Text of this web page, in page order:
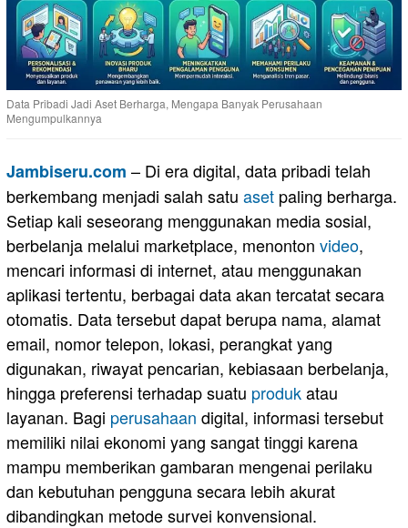
Data Pribadi Jadi Aset Berharga, Mengapa Banyak Perusahaan
Mengumpulkannya
Jambiseru.com – Di era digital, data pribadi telah
berkembang menjadi salah satu aset paling berharga.
Setiap kali seseorang menggunakan media sosial,
berbelanja melalui marketplace, menonton video,
mencari informasi di internet, atau menggunakan
aplikasi tertentu, berbagai data akan tercatat secara
otomatis. Data tersebut dapat berupa nama, alamat
email, nomor telepon, lokasi, perangkat yang
digunakan, riwayat pencarian, kebiasaan berbelanja,
hingga preferensi terhadap suatu produkatau
layanan. Bagi perusahaan digital, informasi tersebut
memiliki nilai ekonomi yang sangat tinggi karena
mampu memberikan gambaran mengenai perilaku
dan kebutuhan pengguna secara lebih akurat
dibandingkan metode survei konvensional.